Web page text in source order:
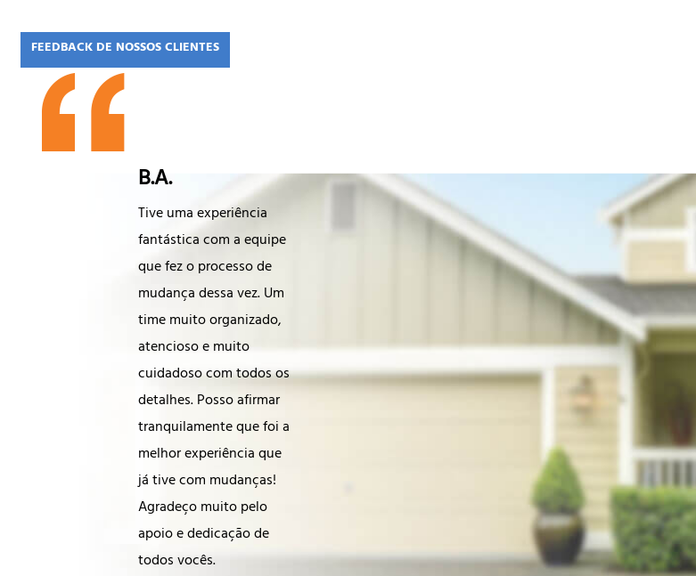
FEEDBACK DE NOSSOS CLIENTES
B.A.
Tive uma experiência
fantástica com a equipe
que fez o processo de
mudança dessa vez. Um
time muito organizado,
atencioso e muito
cuidadoso com todos os
detalhes. Posso afirmar
tranquilamente que foi a
melhor experiência que
já tive com mudanças!
Agradeço muito pelo
apoio e dedicação de
todos vocês.